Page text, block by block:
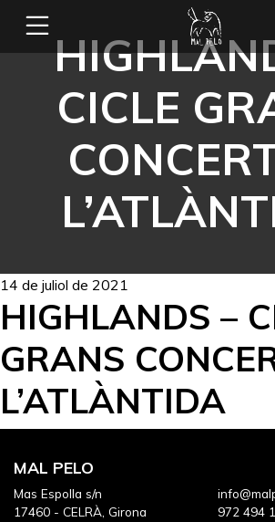
CICLE
14 de juliol de 2021
HIGHLANDS –
GRANS
L’ATLÀNTIDA
MAL PELO
Mas Espolla s/n
17460 - CELRÀ, Girona
972 494